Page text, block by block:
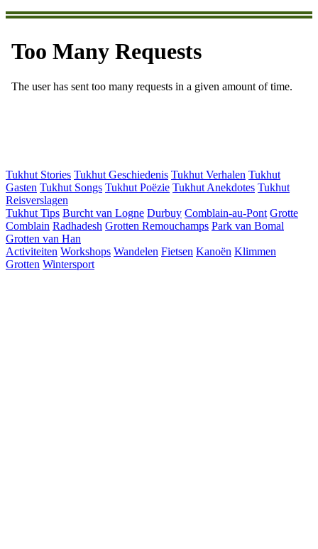
Tukhut Stories Tukhut Geschiedenis Tukhut Verhalen Tukhut
Gasten Tukhut Songs Tukhut Poëzie Tukhut Anekdotes Tukhut
Reisverslagen
Tukhut Tips Burcht van Logne Durbuy Comblain-au-Pont Grotte
Comblain Radhadesh Grotten Remouchamps Park van Bomal
Grotten van Han
Activiteiten Workshops Wandelen Fietsen Kanoën Klimmen
Grotten Wintersport